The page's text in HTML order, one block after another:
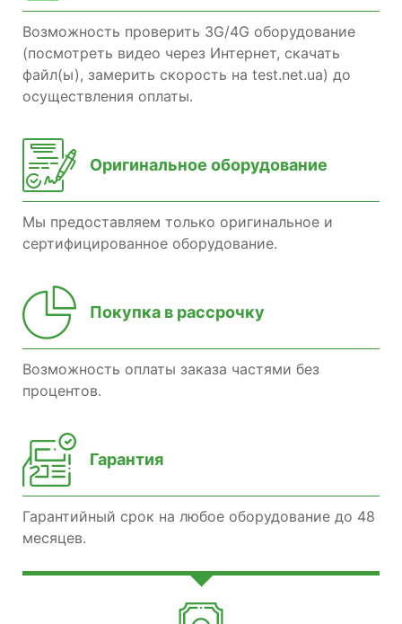
Возможность проверить 3G/4G оборудование
(посмотреть видео через Интернет, скачать
файл(ы), замерить скорость на test.net.ua) до
осуществления оплаты.
Оригинальное оборудование
Мы предоставляем только оригинальное и
сертифицированное оборудование.
Покупка в рассрочку
Возможность оплаты заказа частями без
процентов.
Гарантия
Гарантийный срок на любое оборудование до 48
месяцев.